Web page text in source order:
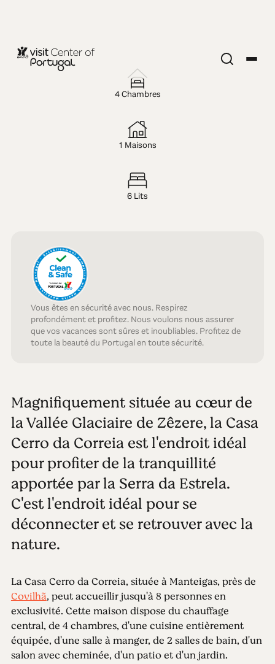
HÉBERGEMENT LOCAL
Casa Cerro da
4 Chambres
1 Maisons
6 Lits
Vous êtes en sécurité avec nous. Respirez
profondément et profitez. Nous voulons nous assurer
que vos vacances sont sûres et inoubliables. Profitez de
toute la beauté du Portugal en toute sécurité.
Magnifiquement située au cœur de
la Vallée Glaciaire de Zêzere, la Casa
Cerro da Correia est l'endroit idéal
pour profiter de la tranquillité
apportée par la Serra da Estrela.
C'est l'endroit idéal pour se
déconnecter et se retrouver avec la
nature.
La Casa Cerro da Correia, située à Manteigas, près de
Covilhã, peut accueillir jusqu'à 8 personnes en
exclusivité. Cette maison dispose du chauffage
central, de 4 chambres, d'une cuisine entièrement
équipée, d'une salle à manger, de 2 salles de bain, d'un
salon avec cheminée, d'un patio et d'un jardin.